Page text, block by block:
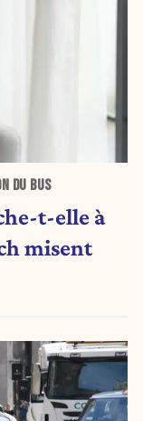
DU BUS
t-elle à
misent